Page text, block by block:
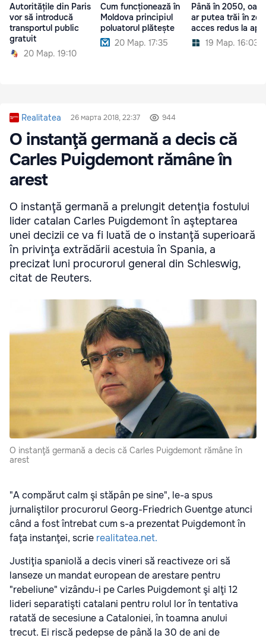
Autoritățile din Paris
vor să introducă
transportul public
gratuit
20 Мар. 19:10
Cum funcționează în
Moldova principiul
poluatorul plătește
20 Мар. 17:35
Până în 2050,
ar putea trăi în
acces redus la apă
19 Мар. 16:03
Realitatea 26 марта 2018, 22:37 944
O instanţă germană a decis că
Carles Puigdemont rămâne în
arest
O instanţă germană a prelungit detenţia fostului
lider catalan Carles Puigdemont în aşteptarea
unei decizii ce va fi luată de o instanţă superioară
în privinţa extrădării acestuia în Spania, a
precizat luni procurorul general din Schleswig,
citat de Reuters.
O instanţă germană a decis că Carles Puigdemont rămâne în
arest
"A compărut calm şi stăpân pe sine", le-a spus
jurnaliştilor procurorul Georg-Friedrich Guentge atunci
când a fost întrebat cum s-a prezentat Puigdemont în
faţa instanţei, scrie realitatea.net.
Justiţia spaniolă a decis vineri să reactiveze ori să
lanseze un mandat european de arestare pentru
"rebeliune" vizându-i pe Carles Puigdemont şi alţi 12
lideri separatişti catalani pentru rolul lor în tentativa
ratată de secesiune a Cataloniei, în toamna anului
trecut. Ei riscă pedepse de până la 30 de ani de